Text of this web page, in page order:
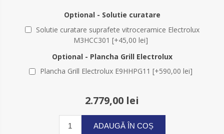
Optional - Solutie curatare
Solutie curatare suprafete vitroceramice Electrolux
M3HCC301 [+45,00 lei]
Optional - Plancha Grill Electrolux
Plancha Grill Electrolux E9HHPG11 [+590,00 lei]
2.779,00 lei
ADAUGĂ ÎN COȘ